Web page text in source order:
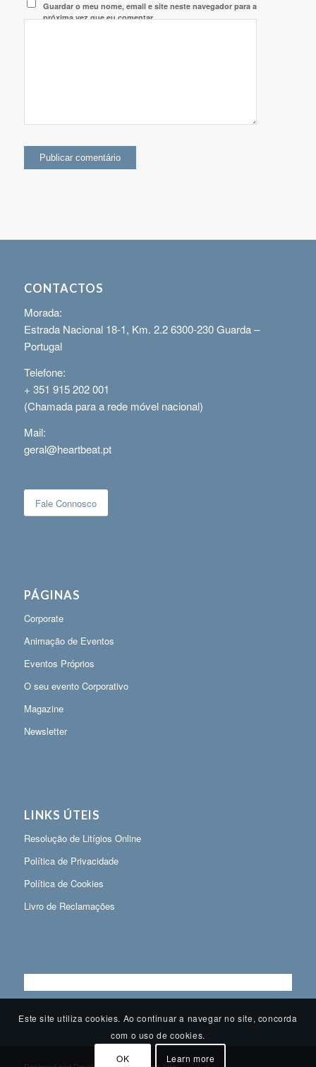
Guardar o meu nome, email e site neste navegador para a
próxima vez que eu comentar.
CONTACTOS
Morada:
Estrada Nacional 18-1, Km. 2.2 6300-230 Guarda –
Portugal
Telefone:
+ 351 915 202 001
(Chamada para a rede móvel nacional)
Mail:
geral@heartbeat.pt
Fale Connosco
PÁGINAS
Corporate
Animação de Eventos
Eventos Próprios
O seu evento Corporativo
Magazine
Newsletter
LINKS ÚTEIS
Resolução de Litígios Online
Política de Privacidade
Política de Cookies
Livro de Reclamações
Este site utiliza cookies. Ao continuar a navegar no site, concorda
com o uso de cookies.
OK
Learn more